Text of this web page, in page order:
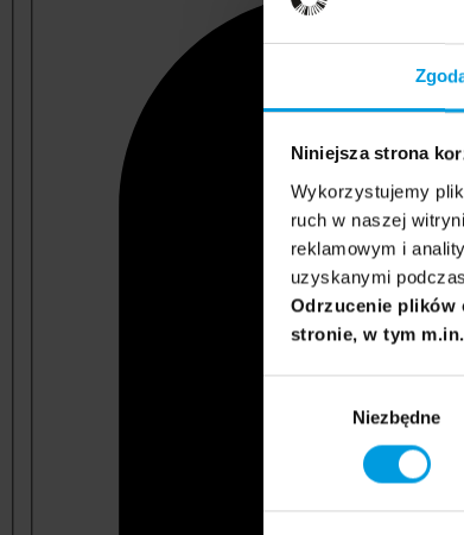
Niniejsza strona
Wykorzystujemy
ruch w naszej
reklamowym i
uzyskanymi
Odrzucenie plików
stronie, w tym
Niezbędne